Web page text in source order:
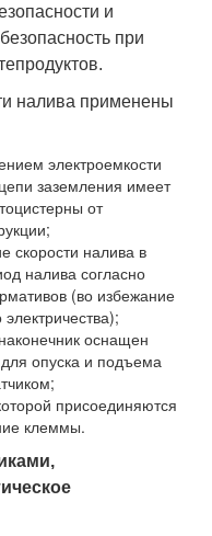
и
при
налива применены
электроемкости
заземления имеет
от
скорости налива в
налива согласно
(во избежание
электричества);
оснащен
опуска и подъема
присоединяются
клеммы.